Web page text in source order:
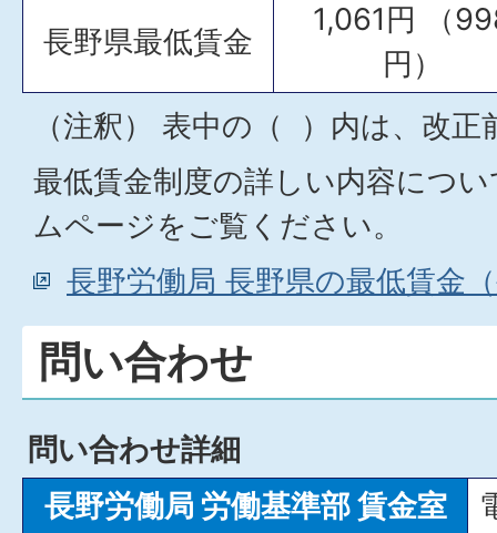
長野県最低賃金
1,061円 （
円）
（注釈） 表中の（ ）内は、改
最低賃金制度の詳しい内容につ
ムページをご覧ください。
長野労働局 長野県の最低賃金
問い合わせ
問い合わせ詳細
長野労働局 労働基準部 賃金室